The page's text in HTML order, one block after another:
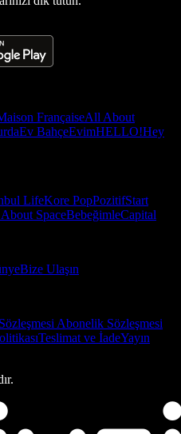
FrançaiseAll About
Ev BahçeEvimHELLO!Hey
LifeKore PopPozitifStart
SpaceBebeğimleCapital
Bize Ulaşın
Abonelik Sözleşmesi
Teslimat ve İadeYayın